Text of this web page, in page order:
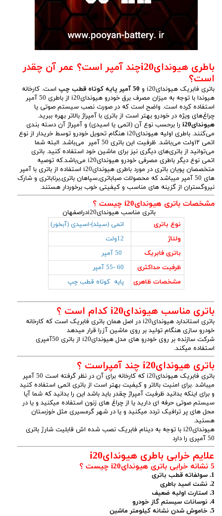
باطری هیوندایi20چند آمپر است؟ عمر آن چقدر
است؟
باتری فابریک هیوندایi20 و 50 آمپر پایه کوتاه قطب چپ
است. کارخانه
هیوندا با توجه به میزان مصرف برق خودرو هیوندایi20 از باطری 50 آمپر
استفاده کرده است. واضح است که در صورت نصب سیستم صوتی یا
چراغ‌های ویژه در خودرو بهتر است از باتری با آمپراژ بالاتر بهره ببرید.
هیوندایi20
را برحسب نوع آن (اتمی یا اسیدی) و آمپراژ آن دسته بندی
می‌کنند. باطری اولیه هیوندایi20 هنگام تحویل خودرو توسط خریدار از نوع
اتمی ۱۲ولت می‌باشد. ظرفیت این باتری 50 آمپر می‌باشد. البته شما
می‌توانید از باتری‌های دیگری نیز برای ماشین خود استفاده کنید. باتری
اتمی نوع دیگر باطری مصرفی خودرو هیوندایi20 می‌باشد.که توصیه
متخصصان پویان باتری در مورد باطری هیوندایi20 استفاده از باتری با آمپر
های 50 آمپر میباشد که محصولات صباباتری,سپاهان باتری,برناباتری و شارک
نیروگستران از گزینه های مناسب و کیفیتی خوب برخوردار هستند.
مشخصات باتری هیوندایi20 چیست ؟
باتری مناسب هیوندایi20دراصفهان
نوع باتری
اتمی (سیلد)-اسیدی (آبخور)
ولتاژ
باتری فابریک
ظرفیت حداکثری
مشخصات ظاهری
پایه کوتاه قطب چپ
باتری مناسب هیوندایi20 کدام است ؟
باتری استاندارد هیوندایi20 در اصل همان باتری فابریک است که کارخانه
خودرو سازی هنگام تولید بر روی ماشین آزرا قرار میدهد
شرکت سازنده بر روی خودرو های مدل هیوندایi20 از باتری 50آمپری
استفاده میکند.
باتری هیوندایi20 چند آمپراست ؟
باتری فابریک هیوندایi20 که کارخانه برای آن در نظر گرفته است 50 آمپر
میباشد .برای امنیت بالاتر و کیفیت بهتر است از باتری اتمی استفاده کنید
و برای اینکه بدانید ظرفیت آمپراژ چقدر باید باشد این را بدانید که شما آیا
سیستم صوتی حرفه ای دارید یا از چراغ های زنون استفاده میکنید و یا در
محل های پر ترافیک تردد میکنید و یا در شهر گرمسیری مثل خوزستان
هستید.
هیوندایi20 با توجه به دینام فابریک نصب شده اش قابلیت شارژ باتری
50 آمپری را دارد
علایم خرابی باطری هیوندایi20
5 نشانه خرابی باتری هیوندایi20 چیست ؟
1. سولفاته قطب باتری
2. نشت اسید باطری
3. استارت اولیه ضعیف
4. نوسانات سیستم گاز خودرو
5. خاموش شدن نشانه کیلومتر ماشین